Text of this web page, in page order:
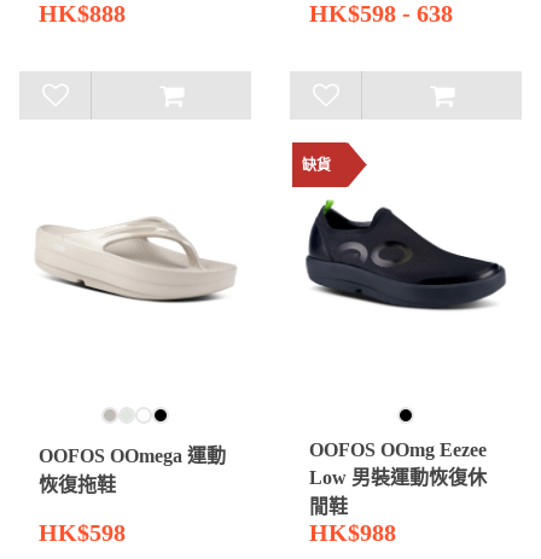
HK$888 HK$598 - 638
OOFOS OOmega 運動
恢復拖鞋
HK$598
缺貨
OOFOS OOmg Eezee
Low 男裝運動恢復休
閒鞋
HK$988